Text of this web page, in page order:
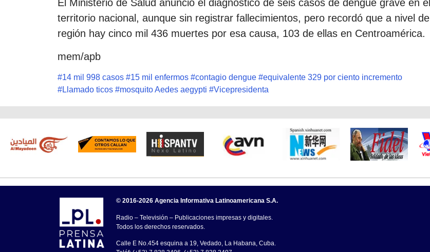
El Ministerio de Salud anunció el diagnóstico de seis casos de dengue grave en el
territorio nacional, aunque sin registrar fallecimientos, pero recordó que a nivel de
región hay cinco mil 436 muertes por esa causa, 103 de ellas en Centroamérica.
mem/apb
#14 mil 998 casos #15 mil enfermos #contagio dengue #equivalente 329 por ciento incremento
#Llamado ticos #mosquito Aedes aegypti #Vicepresidenta
© 2016-2026 Agencia Informativa Latinoamericana S.A.
Radio – Televisión – Publicaciones impresas y digitales.
Todos los derechos reservados.
Calle E No.454 esquina a 19, Vedado, La Habana, Cuba.